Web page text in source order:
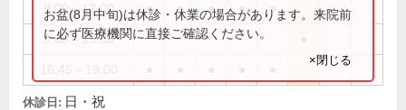
9:00～12:00 ● ● ● ● ●
9:00～13:00
お盆(8月中旬)は休診・休業の場合があります。来院前
に必ず医療機関に直接ご確認ください。
×閉じる
休診日: 日・祝